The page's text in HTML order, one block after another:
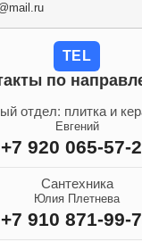
TEL
по
отдел: плитка и
Евгений
+7 920 065-57-
Сантехника
Юлия Плетнева
+7 910 871-99-